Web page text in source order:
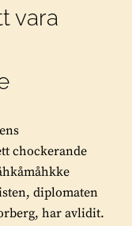
vara
chockerande
diplomaten
har avlidit.